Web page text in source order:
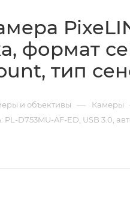
формат
тип
и объективы — Камеры
D753MU-AF-ED, USB 3.0,